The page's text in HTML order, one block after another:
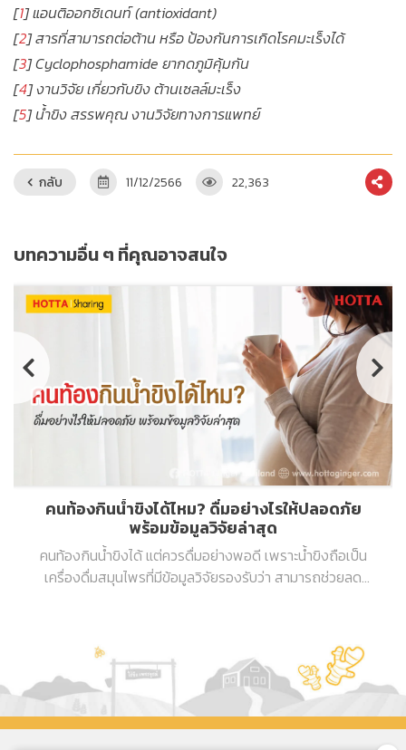
[1] แอนติออกซิเดนท์ (antioxidant)
[2] สารที่สามารถต่อต้าน หรือ ป้องกันการเกิดโรคมะเร็งได้
[3] Cyclophosphamide ยากดภูมิคุ้มกัน
[4] งานวิจัย เกี่ยวกับขิง ต้านเซลล์มะเร็ง
[5] น้ำขิง สรรพคุณ งานวิจัยทางการแพทย์
กลับ 11/12/2566 22,363
บทความอื่น ๆ ที่คุณอาจสนใจ
คนท้องกินน้ำขิงได้ไหม? ดื่มอย่างไรให้ปลอดภัย
พร้อมข้อมูลวิจัยล่าสุด
คนท้องกินน้ำขิงได้ แต่ควรดื่มอย่างพอดี เพราะน้ำขิงถือเป็น
เครื่องดื่มสมุนไพรที่มีข้อมูลวิจัยรองรับว่า สามารถช่วยลด